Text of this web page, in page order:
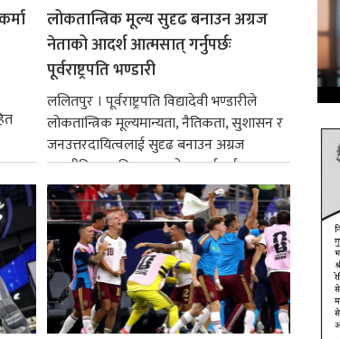
लोकतान्त्रिक मूल्य सुदृढ बनाउन अग्रज
नेताको आदर्श आत्मसात् गर्नुपर्छः
पूर्वराष्ट्रपति भण्डारी
ललितपुर । पूर्वराष्ट्रपति विद्यादेवी भण्डारीले
लोकतान्त्रिक मूल्यमान्यता, नैतिकता, सुशासन र
जनउत्तरदायित्वलाई सुदृढ बनाउन अग्रज
राजनीतिक व्यक्तित्वहरूको आदर्शलाई आत्मसात्
गर्न आवश्यक...